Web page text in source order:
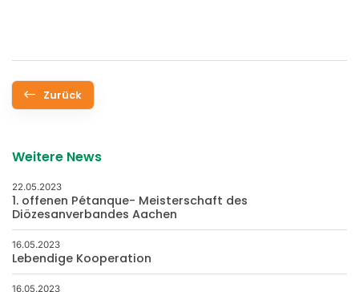
Zurück
Weitere News
22.05.2023
1. offenen Pétanque- Meisterschaft des
Diözesanverbandes Aachen
16.05.2023
Lebendige Kooperation
16.05.2023